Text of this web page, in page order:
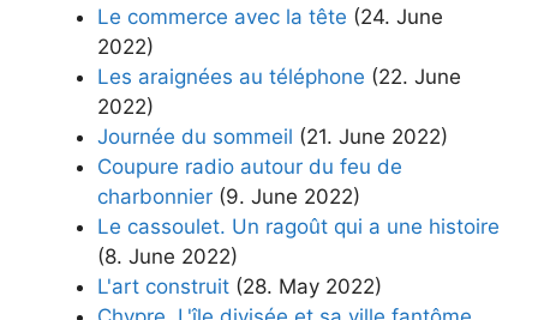
Le commerce avec la tête (24. June
2022)
Les araignées au téléphone (22. June
2022)
Journée du sommeil (21. June 2022)
Coupure radio autour du feu de
charbonnier (9. June 2022)
Le cassoulet. Un ragoût qui a une histoire
(8. June 2022)
L'art construit (28. May 2022)